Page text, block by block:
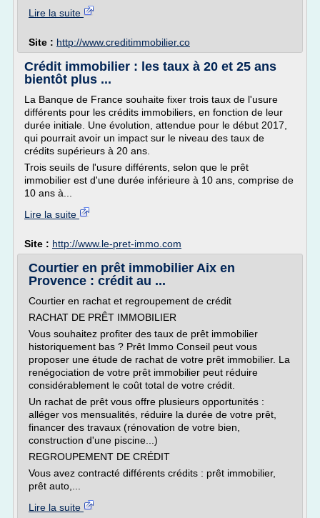
Lire la suite
Site : http://www.creditimmobilier.co
Crédit immobilier : les taux à 20 et 25 ans
bientôt plus ...
La Banque de France souhaite fixer trois taux de l'usure
différents pour les crédits immobiliers, en fonction de leur
durée initiale. Une évolution, attendue pour le début 2017,
qui pourrait avoir un impact sur le niveau des taux de
crédits supérieurs à 20 ans.
Trois seuils de l'usure différents, selon que le prêt
immobilier est d'une durée inférieure à 10 ans, comprise de
10 ans à...
Lire la suite
Site : http://www.le-pret-immo.com
Courtier en prêt immobilier Aix en
Provence : crédit au ...
Courtier en rachat et regroupement de crédit
RACHAT DE PRÊT IMMOBILIER
Vous souhaitez profiter des taux de prêt immobilier
historiquement bas ? Prêt Immo Conseil peut vous
proposer une étude de rachat de votre prêt immobilier. La
renégociation de votre prêt immobilier peut réduire
considérablement le coût total de votre crédit.
Un rachat de prêt vous offre plusieurs opportunités :
alléger vos mensualités, réduire la durée de votre prêt,
financer des travaux (rénovation de votre bien,
construction d'une piscine...)
REGROUPEMENT DE CRÉDIT
Vous avez contracté différents crédits : prêt immobilier,
prêt auto,...
Lire la suite